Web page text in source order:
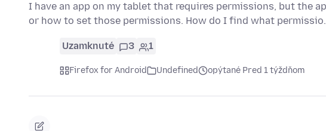
I have an app on my tablet that requires permissions, but the
or how to set those permissions. How do I find what
Uzamknuté 3 1
Firefox for Android Undefined opýtané Pred 1 týždňom